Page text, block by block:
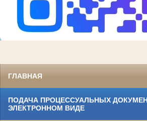
ГЛАВНАЯ
ПОДАЧА ПРОЦЕССУАЛЬНЫХ
ЭЛЕКТРОННОМ ВИДЕ